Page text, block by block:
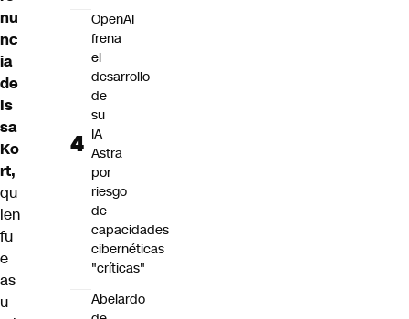
nu
nc
ia
de
Is
sa
Ko
rt,
qu
ien
fu
e
as
u
OpenAI
frena
el
desarrollo
de
su
IA
Astra
por
riesgo
de
capacidades
cibernéticas
"críticas"
Abelardo